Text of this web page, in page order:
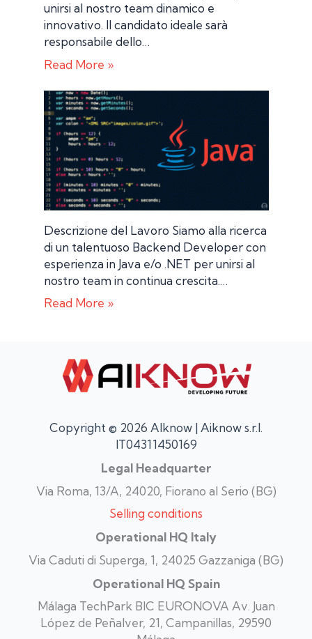
unirsi al nostro team dinamico e
innovativo. Il candidato ideale sarà
responsabile dello…
Read More »
Descrizione del Lavoro Siamo alla ricerca
di un talentuoso Backend Developer con
esperienza in Java e/o .NET per unirsi al
nostro team in continua crescita.…
Read More »
Copyright © 2026 AIknow | Aiknow s.r.l.
IT04311450169
Legal Headquarter
Via Roma, 13/A, 24020, Fiorano al Serio (BG)
Selling conditions
Operational HQ Italy
Via Caduti di Superga, 1, 24025 Gazzaniga (BG)
Operational HQ Spain
Málaga TechPark BIC EURONOVA Av. Juan
López de Peñalver, 21, Campanillas, 29590